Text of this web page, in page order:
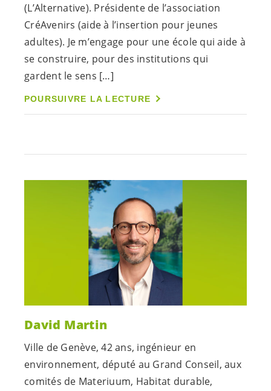
(L’Alternative). Présidente de l’association
CréAvenirs (aide à l’insertion pour jeunes
adultes). Je m’engage pour une école qui aide à
se construire, pour des institutions qui
gardent le sens […]
POURSUIVRE LA LECTURE
David Martin
Ville de Genève, 42 ans, ingénieur en
environnement, député au Grand Conseil, aux
comités de Materiuum, Habitat durable,